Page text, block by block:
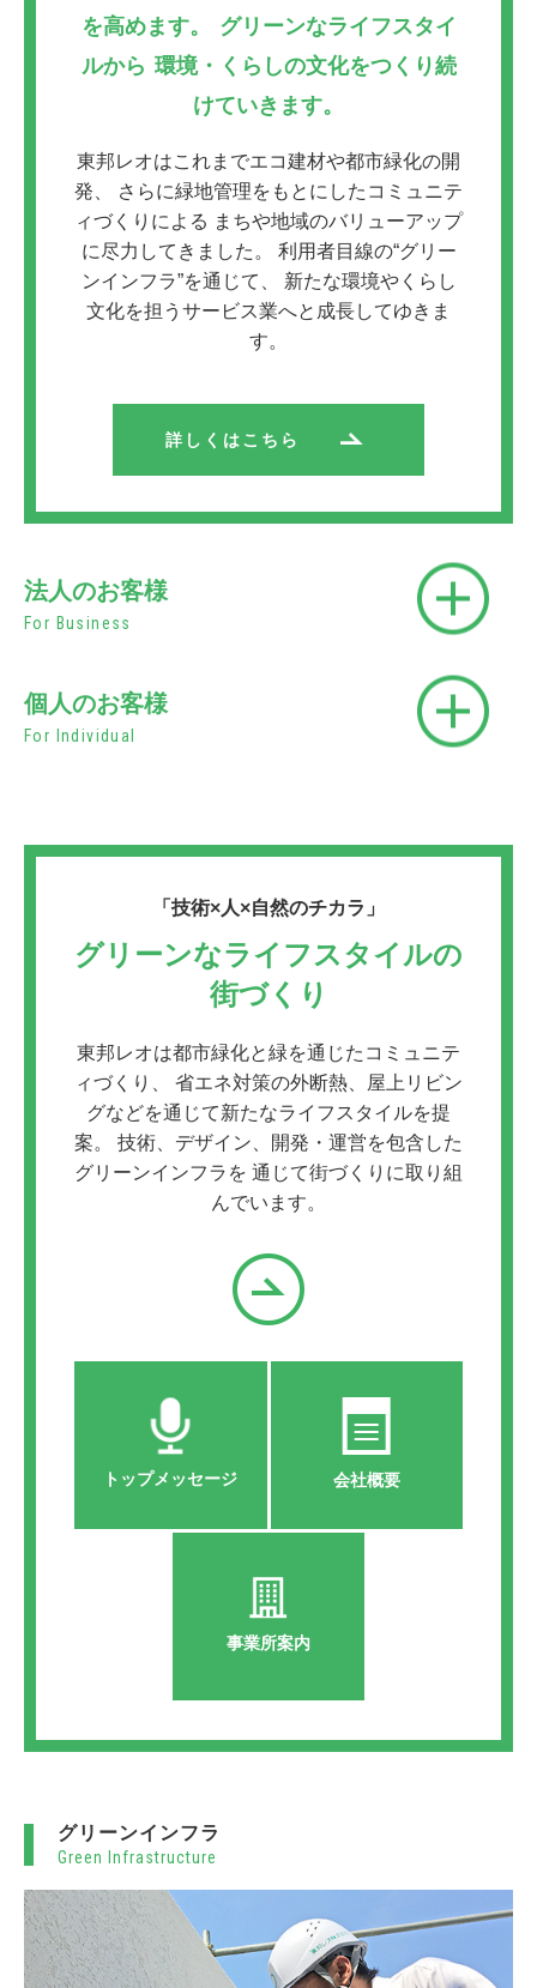
を高めます。
グリーンなライフスタイ
ルから 環境・くらしの文化をつくり続
けていきます。
東邦レオはこれまでエコ建材や都市緑化の開
発、
さらに緑地管理をもとにしたコミュニテ
ィづくりによる まちや地域のバリューアップ
に尽力してきました。
利用者目線の“グリー
ンインフラ”を通じて、
新たな環境やくらし
文化を担うサービス業へと成長してゆきま
す。
詳しくはこちら
法人のお客様
For Business
個人のお客様
For Individual
「技術×人×自然のチカラ」
グリーンなライフスタイルの
街づくり
東邦レオは都市緑化と緑を通じたコミュニテ
ィづくり、
省エネ対策の外断熱、屋上リビン
グなどを通じて新たなライフスタイルを提
案。
技術、デザイン、開発・運営を包含した
グリーンインフラを 通じて街づくりに取り組
んでいます。
トップメッセージ 会社概要
事業所案内
グリーンインフラ
Green Infrastructure